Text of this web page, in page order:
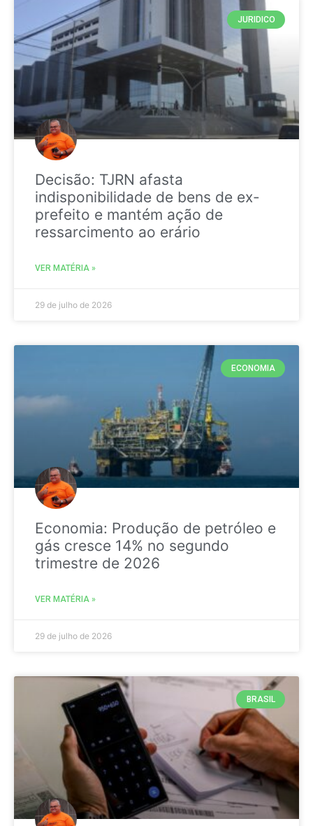
JURIDICO
Decisão: TJRN afasta
indisponibilidade de bens de ex-
prefeito e mantém ação de
ressarcimento ao erário
VER MATÉRIA »
29 de julho de 2026
ECONOMIA
Economia: Produção de petróleo e
gás cresce 14% no segundo
trimestre de 2026
VER MATÉRIA »
29 de julho de 2026
BRASIL